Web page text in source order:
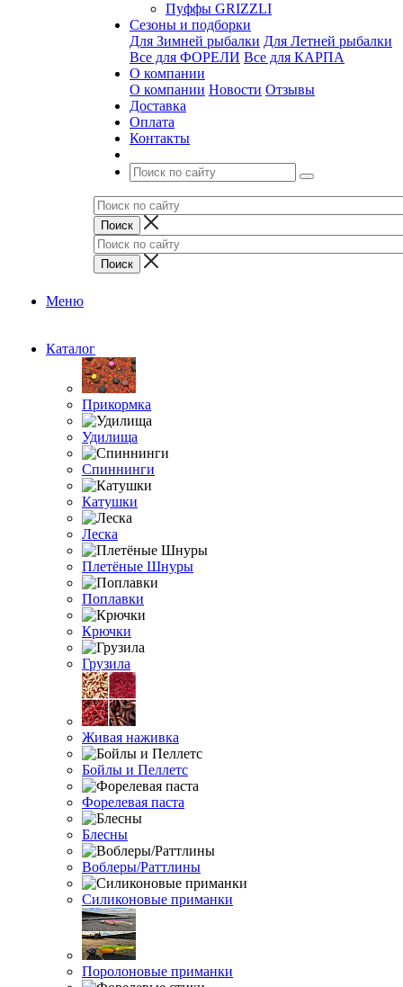
Пуффы GRIZZLI
Сезоны и подборки
Для Зимней рыбалки Для Летней рыбалки
Все для ФОРЕЛИ Все для КАРПА
О компании
О компании Новости Отзывы
Доставка
Оплата
Контакты
Меню
Каталог
Прикормка
Удилища
Спиннинги
Катушки
Леска
Плетёные Шнуры
Поплавки
Крючки
Грузила
Живая наживка
Бойлы и Пеллетс
Форелевая паста
Блесны
Воблеры/Раттлины
Силиконовые приманки
Поролоновые приманки